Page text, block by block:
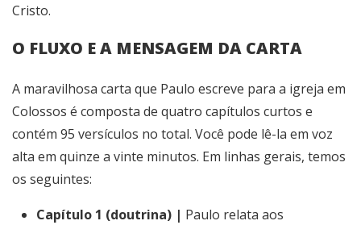
Cristo.
O FLUXO E A MENSAGEM DA CARTA
A maravilhosa carta que Paulo escreve para a igreja em
Colossos é composta de quatro capítulos curtos e
contém 95 versículos no total. Você pode lê-la em voz
alta em quinze a vinte minutos. Em linhas gerais, temos
os seguintes:
Capítulo 1 (doutrina) | Paulo relata aos